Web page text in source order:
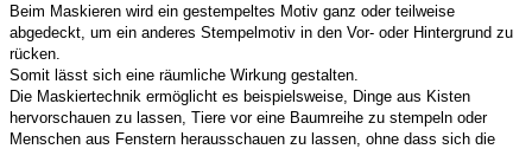
Beim Maskieren wird ein gestempeltes Motiv ganz oder teilweise
abgedeckt, um ein anderes Stempelmotiv in den Vor- oder Hintergrund zu
rücken.
Somit lässt sich eine räumliche Wirkung gestalten.
Die Maskiertechnik ermöglicht es beispielsweise, Dinge aus Kisten
hervorschauen zu lassen, Tiere vor eine Baumreihe zu stempeln oder
Menschen aus Fenstern herausschauen zu lassen, ohne dass sich die